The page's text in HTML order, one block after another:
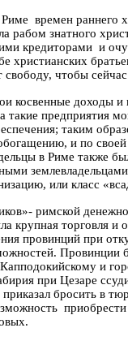
времен раннего
рабом знатного
кредиторами и
христианских
свободу, чтобы
косвенные доходы
такие предприятия
таким
и по своей
в Риме также
или класс
римской
крупная торговля и
провинций при
Капподокийскому и
при Цезаре
бросить в